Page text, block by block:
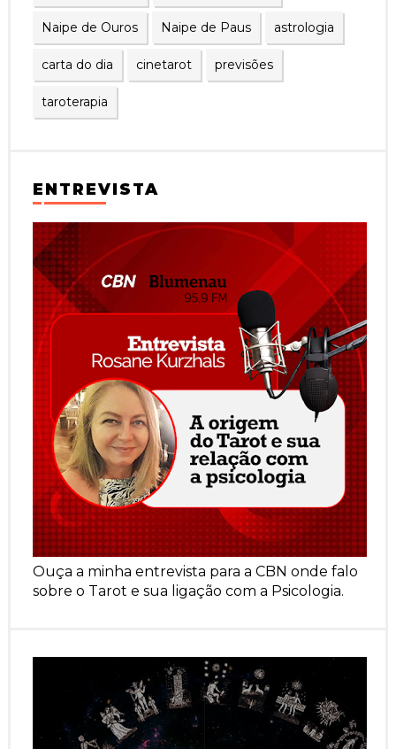
Naipe de Ouros Naipe de Paus astrologia
carta do dia cinetarot previsões
taroterapia
ENTREVISTA
Ouça a minha entrevista para a CBN onde falo
sobre o Tarot e sua ligação com a Psicologia.